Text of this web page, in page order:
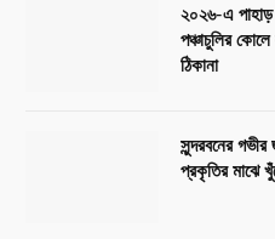
২০২৬-এ পাহাড়
পঞ্চাচুলির
ঠিকানা
সুন্দরবনের
প্রকৃতির মাঝে